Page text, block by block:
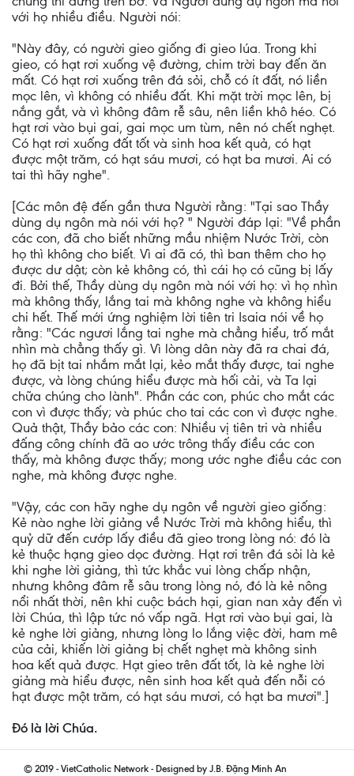
với họ nhiều điều. Người nói:
"Này đây, có người gieo giống đi gieo lúa. Trong khi
gieo, có hạt rơi xuống vệ đường, chim trời bay đến ăn
mất. Có hạt rơi xuống trên đá sỏi, chỗ có ít đất, nó liền
mọc lên, vì không có nhiều đất. Khi mặt trời mọc lên, bị
nắng gắt, và vì không đâm rễ sâu, nên liền khô héo. Có
hạt rơi vào bụi gai, gai mọc um tùm, nên nó chết nghẹt.
Có hạt rơi xuống đất tốt và sinh hoa kết quả, có hạt
được một trăm, có hạt sáu mươi, có hạt ba mươi. Ai có
tai thì hãy nghe".
[Các môn đệ đến gần thưa Người rằng: "Tại sao Thầy
dùng dụ ngôn mà nói với họ? " Người đáp lại: "Về phần
các con, đã cho biết những mầu nhiệm Nước Trời, còn
họ thì không cho biết. Vì ai đã có, thì ban thêm cho họ
được dư dật; còn kẻ không có, thì cái họ có cũng bị lấy
đi. Bởi thế, Thầy dùng dụ ngôn mà nói với họ: vì họ nhìn
mà không thấy, lắng tai mà không nghe và không hiểu
chi hết. Thế mới ứng nghiệm lời tiên tri Isaia nói về họ
rằng: "Các ngươi lắng tai nghe mà chẳng hiểu, trố mắt
nhìn mà chẳng thấy gì. Vì lòng dân này đã ra chai đá,
họ đã bịt tai nhắm mắt lại, kẻo mắt thấy được, tai nghe
được, và lòng chúng hiểu được mà hối cải, và Ta lại
chữa chúng cho lành". Phần các con, phúc cho mắt các
con vì được thấy; và phúc cho tai các con vì được nghe.
Quả thật, Thầy bảo các con: Nhiều vị tiên tri và nhiều
đấng công chính đã ao ước trông thấy điều các con
thấy, mà không được thấy; mong ước nghe điều các con
nghe, mà không được nghe.
"Vậy, các con hãy nghe dụ ngôn về người gieo giống:
Kẻ nào nghe lời giảng về Nước Trời mà không hiểu, thì
quỷ dữ đến cướp lấy điều đã gieo trong lòng nó: đó là
kẻ thuộc hạng gieo dọc đường. Hạt rơi trên đá sỏi là kẻ
khi nghe lời giảng, thì tức khắc vui lòng chấp nhận,
nhưng không đâm rễ sâu trong lòng nó, đó là kẻ nông
nổi nhất thời, nên khi cuộc bách hại, gian nan xảy đến vì
lời Chúa, thì lập tức nó vấp ngã. Hạt rơi vào bụi gai, là
kẻ nghe lời giảng, nhưng lòng lo lắng việc đời, ham mê
của cải, khiến lời giảng bị chết nghẹt mà không sinh
hoa kết quả được. Hạt gieo trên đất tốt, là kẻ nghe lời
giảng mà hiểu được, nên sinh hoa kết quả đến nỗi có
hạt được một trăm, có hạt sáu mươi, có hạt ba mươi".]
Ðó là lời Chúa.
© 2019 - VietCatholic Network - Designed by J.B. Đặng Minh An